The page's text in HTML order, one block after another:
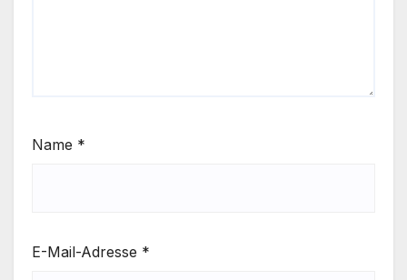
Name *
E-Mail-Adresse *